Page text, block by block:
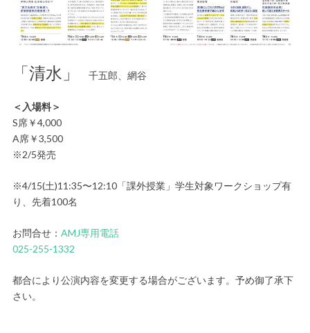
「清水」 千五郎、網谷
＜入場料＞
S席￥4,000
A席￥3,500
※2/5発売
※4/15(土)11:35〜12:10「課外授業」学生対象ワークショップ有
り、先着100名
お問合せ： AMJ専用電話
025-255-1332
都合により公演内容を変更する場合がございます。予め御了承下
さい。